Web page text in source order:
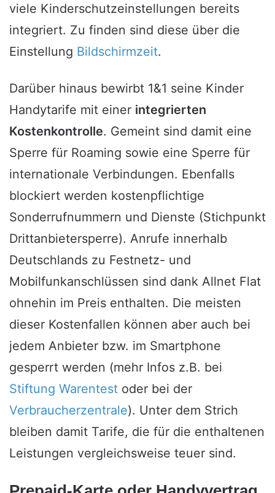
viele Kinderschutzeinstellungen bereits
integriert. Zu finden sind diese über die
Einstellung Bildschirmzeit.
Darüber hinaus bewirbt 1&1 seine Kinder
Handytarife mit einer integrierten
Kostenkontrolle. Gemeint sind damit eine
Sperre für Roaming sowie eine Sperre für
internationale Verbindungen. Ebenfalls
blockiert werden kostenpflichtige
Sonderrufnummern und Dienste (Stichpunkt
Drittanbietersperre). Anrufe innerhalb
Deutschlands zu Festnetz- und
Mobilfunkanschlüssen sind dank Allnet Flat
ohnehin im Preis enthalten. Die meisten
dieser Kostenfallen können aber auch bei
jedem Anbieter bzw. im Smartphone
gesperrt werden (mehr Infos z.B. bei
Stiftung Warentest oder bei der
Verbraucherzentrale). Unter dem Strich
bleiben damit Tarife, die für die enthaltenen
Leistungen vergleichsweise teuer sind.